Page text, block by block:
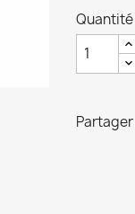
Quantité
Partager